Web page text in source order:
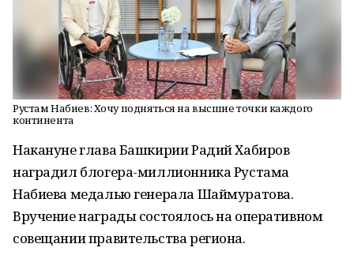
Рустам Набиев: Хочу подняться на высшие точки каждого
континента
Накануне глава Башкирии Радий Хабиров
наградил блогера-миллионника Рустама
Набиева медалью генерала Шаймуратова.
Вручение награды состоялось на оперативном
совещании правительства региона.